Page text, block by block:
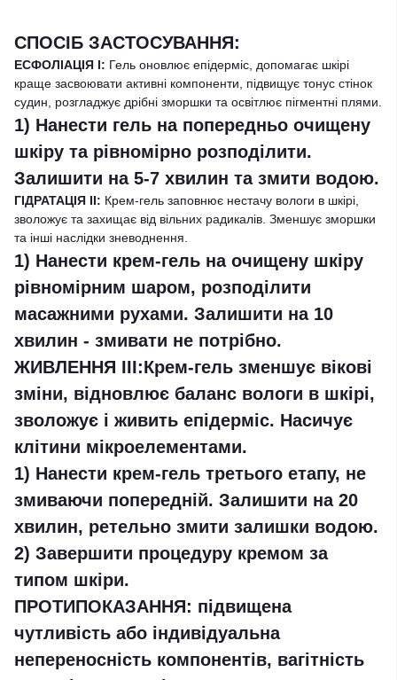
СПОСІБ ЗАСТОСУВАННЯ:
ЕСФОЛІАЦІЯ I: Гель оновлює епідерміс, допомагає шкірі
краще засвоювати активні компоненти, підвищує тонус стінок
судин, розгладжує дрібні зморшки та освітлює пігментні плями.
1) Нанести гель на попередньо очищену
шкіру та рівномірно розподілити.
Залишити на 5-7 хвилин та змити водою.
ГІДРАТАЦІЯ II: Крем-гель заповнює нестачу вологи в шкірі,
зволожує та захищає від вільних радикалів. Зменшує зморшки
та інші наслідки зневоднення.
1) Нанести крем-гель на очищену шкіру
рівномірним шаром, розподілити
масажними рухами. Залишити на 10
хвилин - змивати не потрібно.
ЖИВЛЕННЯ III:Крем-гель зменшує вікові
зміни, відновлює баланс вологи в шкірі,
зволожує і живить епідерміс. Насичує
клітини мікроелементами.
1) Нанести крем-гель третього етапу, не
змиваючи попередній. Залишити на 20
хвилин, ретельно змити залишки водою.
2) Завершити процедуру кремом за
типом шкіри.
ПРОТИПОКАЗАННЯ: підвищена
чутливість або індивідуальна
непереносність компонентів, вагітність